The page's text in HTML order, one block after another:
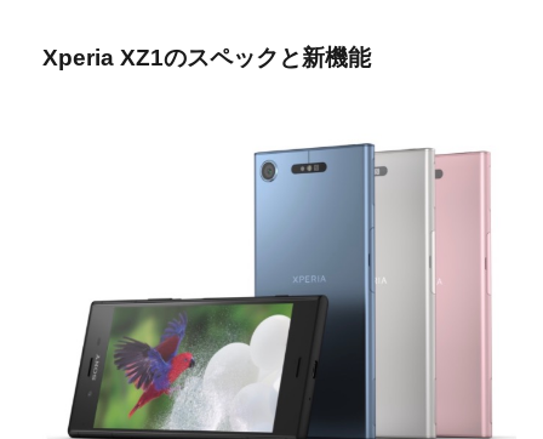
Xperia XZ1のスペックと新機能